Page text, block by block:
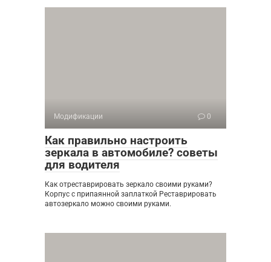
Модификации 0
Как правильно настроить
зеркала в автомобиле? советы
для водителя
Как отреставрировать зеркало своими руками?
Корпус с припаянной заплаткой Реставрировать
автозеркало можно своими руками.